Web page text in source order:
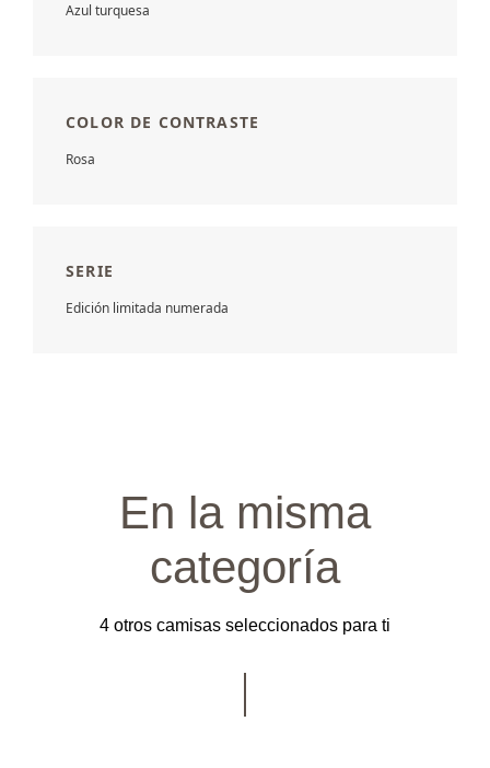
Azul turquesa
COLOR DE CONTRASTE
Rosa
SERIE
Edición limitada numerada
En la misma
categoría
4 otros camisas seleccionados para ti